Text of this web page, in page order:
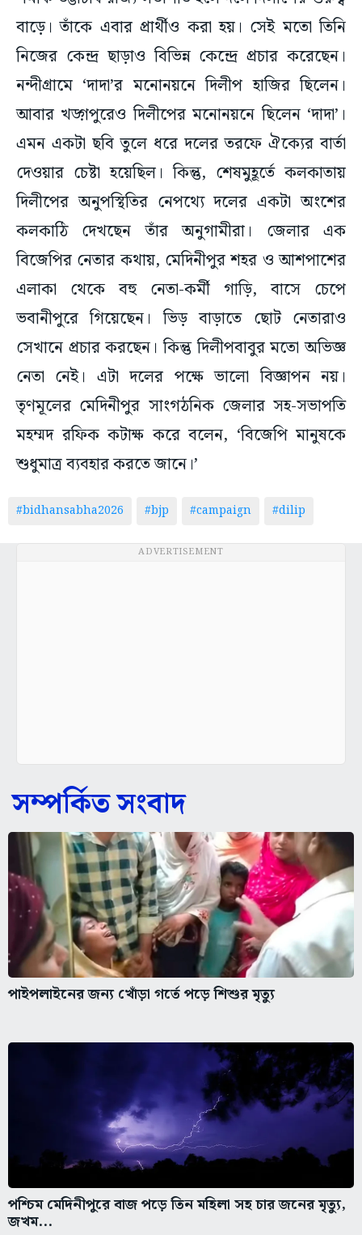
বাড়ে। তাঁকে এবার প্রার্থীও করা হয়। সেই মতো তিনি
নিজের কেন্দ্র ছাড়াও বিভিন্ন কেন্দ্রে প্রচার করেছেন।
নন্দীগ্রামে ‘দাদা’র মনোনয়নে দিলীপ হাজির ছিলেন।
আবার খড়্গপুরেও দিলীপের মনোনয়নে ছিলেন ‘দাদা’।
এমন একটা ছবি তুলে ধরে দলের তরফে ঐক্যের বার্তা
দেওয়ার চেষ্টা হয়েছিল। কিন্তু, শেষমুহূর্তে কলকাতায়
দিলীপের অনুপস্থিতির নেপথ্যে দলের একটা অংশের
কলকাঠি দেখছেন তাঁর অনুগামীরা। জেলার এক
বিজেপির নেতার কথায়, মেদিনীপুর শহর ও আশপাশের
এলাকা থেকে বহু নেতা-কর্মী গাড়ি, বাসে চেপে
ভবানীপুরে গিয়েছেন। ভিড় বাড়াতে ছোট নেতারাও
সেখানে প্রচার করছেন। কিন্তু দিলীপবাবুর মতো অভিজ্ঞ
নেতা নেই। এটা দলের পক্ষে ভালো বিজ্ঞাপন নয়।
তৃণমূলের মেদিনীপুর সাংগঠনিক জেলার সহ-সভাপতি
মহম্মদ রফিক কটাক্ষ করে বলেন, ‘বিজেপি মানুষকে
শুধুমাত্র ব্যবহার করতে জানে।’
#bidhansabha2026 #bjp #campaign #dilip
ADVERTISEMENT
সম্পর্কিত সংবাদ
পাইপলাইনের জন্য খোঁড়া গর্তে পড়ে শিশুর মৃত্যু
পশ্চিম মেদিনীপুরে বাজ পড়ে তিন মহিলা সহ চার জনের মৃত্যু,
জখম...